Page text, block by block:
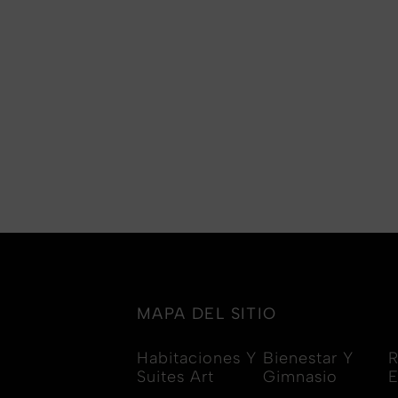
MAPA DEL SITIO
Habitaciones Y
Suites Art
Bienestar Y
Gimnasio